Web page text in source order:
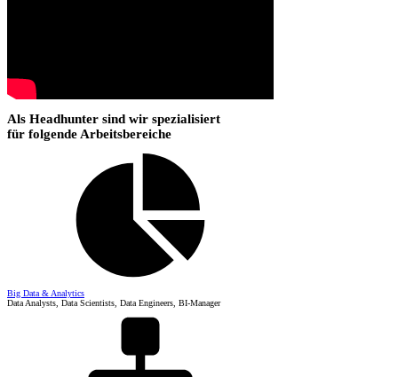
Als Headhunter sind wir spezialisiert
für folgende Arbeitsbereiche
Big Data & Analytics
Data Analysts, Data Scientists, Data Engineers, BI-Manager